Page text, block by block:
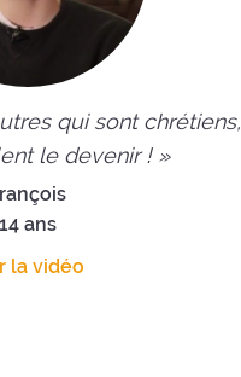
qui sont chrétiens,
le devenir ! »
14 ans
la vidéo